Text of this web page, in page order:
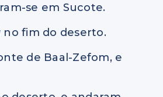
se em Sucote.
no fim do deserto.
de Baal-Zefom, e